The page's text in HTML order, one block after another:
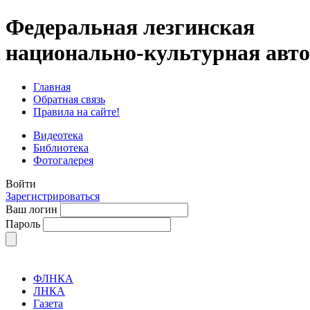
Федеральная лезгинская
национально-культурная
Главная
Обратная связь
Правила на сайте!
Видеотека
Библиотека
Фотогалерея
Войти
Зарегистрироваться
Ваш логин
Пароль
ФЛНКА
ЛНКА
Газета